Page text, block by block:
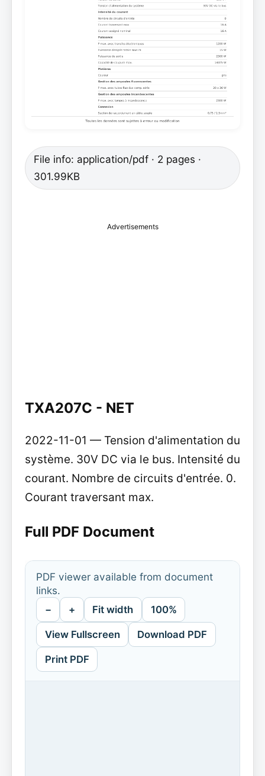
File info: application/pdf · 2 pages ·
301.99KB
Advertisements
TXA207C - NET
2022-11-01 — Tension d'alimentation du
système. 30V DC via le bus. Intensité du
courant. Nombre de circuits d'entrée. 0.
Courant traversant max.
Full PDF Document
PDF viewer available from document
links.
− + Fit width 100%
View Fullscreen Download PDF
Print PDF